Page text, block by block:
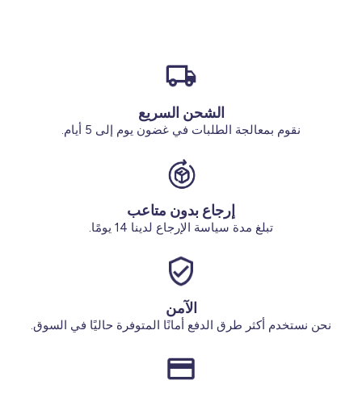
النساء ملابس بمقاسات كبيرة
الجوارب والجوارب الضيقة
الأكثر مبيعا لدينا
تسجيل الدخول
الشحن السريع
نقوم بمعالجة الطلبات في غضون يوم إلى 5 أيام.
إرجاع بدون متاعب
تبلغ مدة سياسة الإرجاع لدينا 14 يومًا.
الآمن
نحن نستخدم أكثر طرق الدفع أمانًا المتوفرة حاليًا في السوق.